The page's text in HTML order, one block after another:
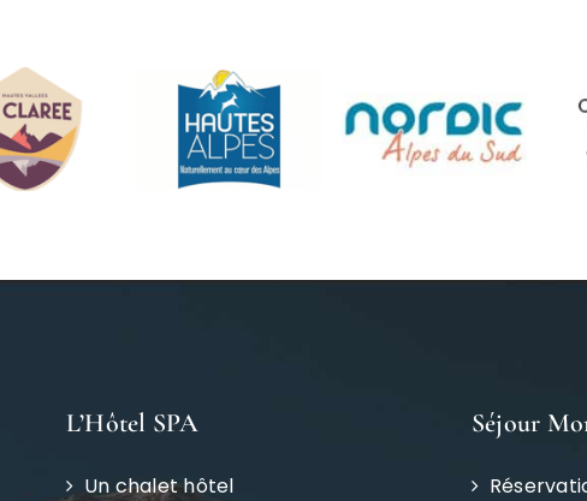
L’Hôtel SPA
Un chalet hôtel
Séjour